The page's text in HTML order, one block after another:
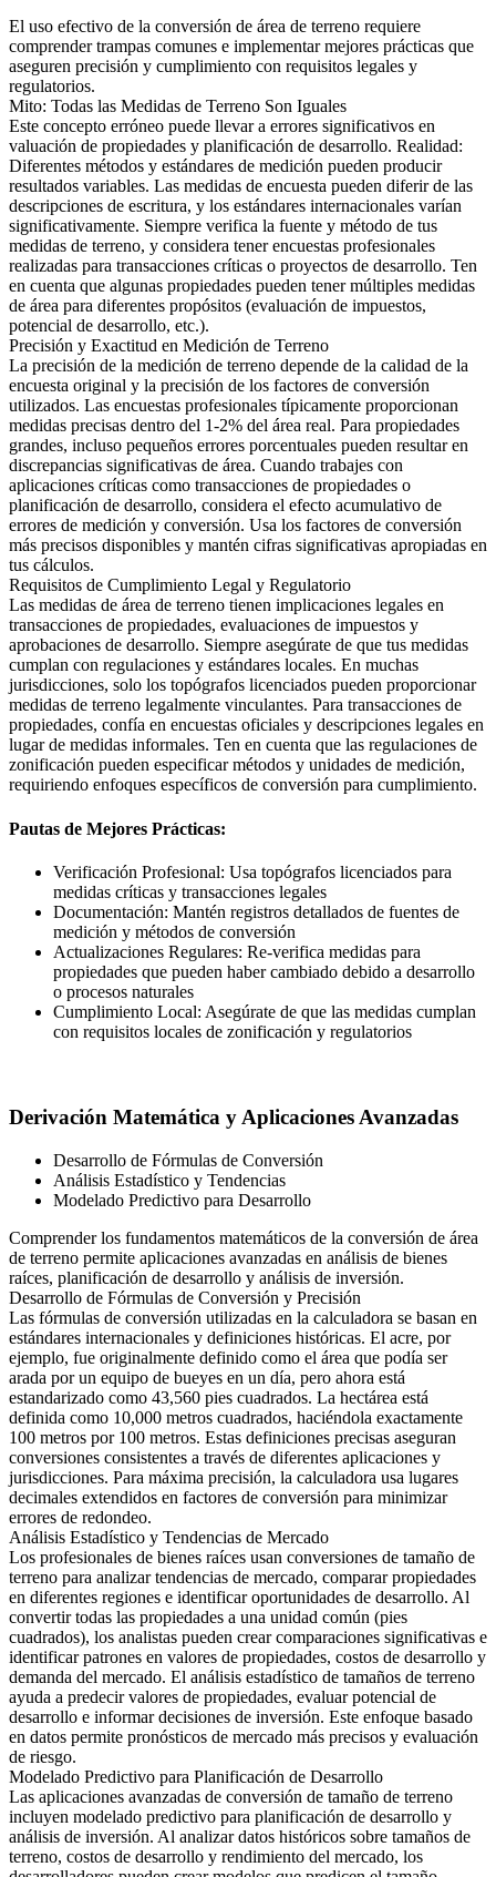
El uso efectivo de la conversión de área de terreno requiere
comprender trampas comunes e implementar mejores prácticas que
aseguren precisión y cumplimiento con requisitos legales y
regulatorios.
Mito: Todas las Medidas de Terreno Son Iguales
Este concepto erróneo puede llevar a errores significativos en
valuación de propiedades y planificación de desarrollo. Realidad:
Diferentes métodos y estándares de medición pueden producir
resultados variables. Las medidas de encuesta pueden diferir de las
descripciones de escritura, y los estándares internacionales varían
significativamente. Siempre verifica la fuente y método de tus
medidas de terreno, y considera tener encuestas profesionales
realizadas para transacciones críticas o proyectos de desarrollo. Ten
en cuenta que algunas propiedades pueden tener múltiples medidas
de área para diferentes propósitos (evaluación de impuestos,
potencial de desarrollo, etc.).
Precisión y Exactitud en Medición de Terreno
La precisión de la medición de terreno depende de la calidad de la
encuesta original y la precisión de los factores de conversión
utilizados. Las encuestas profesionales típicamente proporcionan
medidas precisas dentro del 1-2% del área real. Para propiedades
grandes, incluso pequeños errores porcentuales pueden resultar en
discrepancias significativas de área. Cuando trabajes con
aplicaciones críticas como transacciones de propiedades o
planificación de desarrollo, considera el efecto acumulativo de
errores de medición y conversión. Usa los factores de conversión
más precisos disponibles y mantén cifras significativas apropiadas en
tus cálculos.
Requisitos de Cumplimiento Legal y Regulatorio
Las medidas de área de terreno tienen implicaciones legales en
transacciones de propiedades, evaluaciones de impuestos y
aprobaciones de desarrollo. Siempre asegúrate de que tus medidas
cumplan con regulaciones y estándares locales. En muchas
jurisdicciones, solo los topógrafos licenciados pueden proporcionar
medidas de terreno legalmente vinculantes. Para transacciones de
propiedades, confía en encuestas oficiales y descripciones legales en
lugar de medidas informales. Ten en cuenta que las regulaciones de
zonificación pueden especificar métodos y unidades de medición,
requiriendo enfoques específicos de conversión para cumplimiento.
Pautas de Mejores Prácticas:
Verificación Profesional: Usa topógrafos licenciados para
medidas críticas y transacciones legales
Documentación: Mantén registros detallados de fuentes de
medición y métodos de conversión
Actualizaciones Regulares: Re-verifica medidas para
propiedades que pueden haber cambiado debido a desarrollo
o procesos naturales
Cumplimiento Local: Asegúrate de que las medidas cumplan
con requisitos locales de zonificación y regulatorios
Derivación Matemática y Aplicaciones Avanzadas
Desarrollo de Fórmulas de Conversión
Análisis Estadístico y Tendencias
Modelado Predictivo para Desarrollo
Comprender los fundamentos matemáticos de la conversión de área
de terreno permite aplicaciones avanzadas en análisis de bienes
raíces, planificación de desarrollo y análisis de inversión.
Desarrollo de Fórmulas de Conversión y Precisión
Las fórmulas de conversión utilizadas en la calculadora se basan en
estándares internacionales y definiciones históricas. El acre, por
ejemplo, fue originalmente definido como el área que podía ser
arada por un equipo de bueyes en un día, pero ahora está
estandarizado como 43,560 pies cuadrados. La hectárea está
definida como 10,000 metros cuadrados, haciéndola exactamente
100 metros por 100 metros. Estas definiciones precisas aseguran
conversiones consistentes a través de diferentes aplicaciones y
jurisdicciones. Para máxima precisión, la calculadora usa lugares
decimales extendidos en factores de conversión para minimizar
errores de redondeo.
Análisis Estadístico y Tendencias de Mercado
Los profesionales de bienes raíces usan conversiones de tamaño de
terreno para analizar tendencias de mercado, comparar propiedades
en diferentes regiones e identificar oportunidades de desarrollo. Al
convertir todas las propiedades a una unidad común (pies
cuadrados), los analistas pueden crear comparaciones significativas e
identificar patrones en valores de propiedades, costos de desarrollo y
demanda del mercado. El análisis estadístico de tamaños de terreno
ayuda a predecir valores de propiedades, evaluar potencial de
desarrollo e informar decisiones de inversión. Este enfoque basado
en datos permite pronósticos de mercado más precisos y evaluación
de riesgo.
Modelado Predictivo para Planificación de Desarrollo
Las aplicaciones avanzadas de conversión de tamaño de terreno
incluyen modelado predictivo para planificación de desarrollo y
análisis de inversión. Al analizar datos históricos sobre tamaños de
terreno, costos de desarrollo y rendimiento del mercado, los